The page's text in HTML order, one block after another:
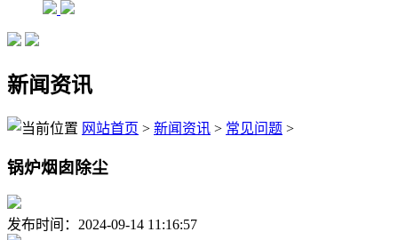
新闻资讯
网站首页 > 新闻资讯 > 常见问题 >
锅炉烟囱除尘
发布时间：2024-09-14 11:16:57